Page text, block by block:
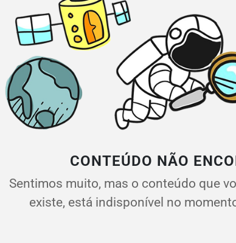
CONTEÚDO NÃO
Sentimos muito, mas o conteúdo que
existe, está indisponível no